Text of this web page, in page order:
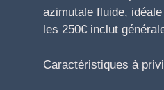
azimutale fluide,
les 250€ inclut
Caractéristiques à